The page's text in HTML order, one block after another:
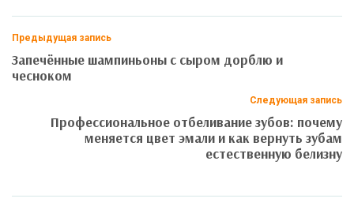
Предыдущая запись
Запечённые шампиньоны с сыром дорблю и
чесноком
Следующая запись
Профессиональное отбеливание зубов: почему
меняется цвет эмали и как вернуть зубам
естественную белизну